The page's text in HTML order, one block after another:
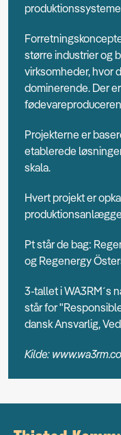
større industrier og
virksomheder, hvor
dominerende. Der
Projekterne er
etablerede
skala.
Hvert projekt er
Pt står de bag:
og Regenergy
3-tallet i WA3RM´s
står for
dansk Ansvarlig,
Kilde: